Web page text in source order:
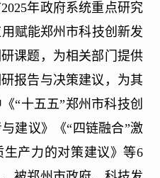
2025年政府系统重点研究
赋能郑州市科技创新发
课题，为相关部门提供
报告与决策建议，为其
“十五五”郑州市科技创
建议》《“四链融合”激
产力的对策建议》等6